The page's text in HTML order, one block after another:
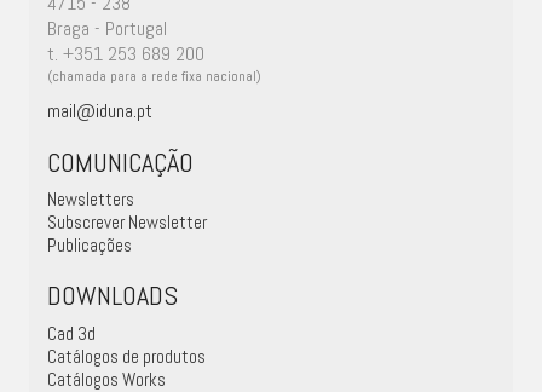
Braga - Portugal
t. +351 253 689 200
(chamada para a rede fixa nacional)
mail@iduna.pt
COMUNICAÇÃO
Newsletters
Subscrever Newsletter
Publicações
DOWNLOADS
Cad 3d
Catálogos de produtos
Catálogos Works